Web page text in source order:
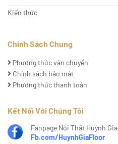
Kiến thức
Chính Sách Chung
Phương thức vận chuyển
Chính sách bảo mật
Phương thức thanh toán
Kết Nối Với Chúng Tôi
Fanpage Nội Thất Huỳnh Gia
Fb.com/HuynhGiaFloor